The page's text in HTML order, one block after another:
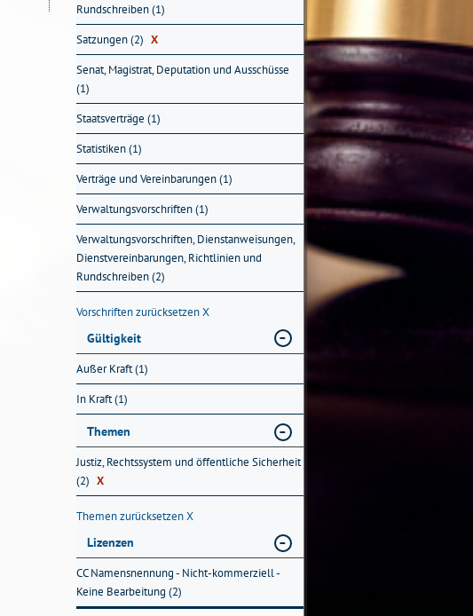
Rundschreiben (1)
Satzungen (2) X
Senat, Magistrat, Deputation und Ausschüsse
(1)
Staatsverträge (1)
Statistiken (1)
Verträge und Vereinbarungen (1)
Verwaltungsvorschriften (1)
Verwaltungsvorschriften, Dienstanweisungen,
Dienstvereinbarungen, Richtlinien und
Rundschreiben (2)
Vorschriften zurücksetzenX
Gültigkeit
Außer Kraft (1)
In Kraft (1)
Themen
Justiz, Rechtssystem und öffentliche Sicherheit
(2) X
Themen zurücksetzenX
Lizenzen
CC Namensnennung - Nicht-kommerziell -
Keine Bearbeitung (2)